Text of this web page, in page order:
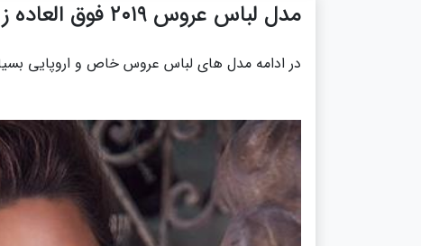
مدل لباس عروس ۲۰۱۹ فوق العاده زیبا
در ادامه مدل های لباس عروس خاص و اروپایی